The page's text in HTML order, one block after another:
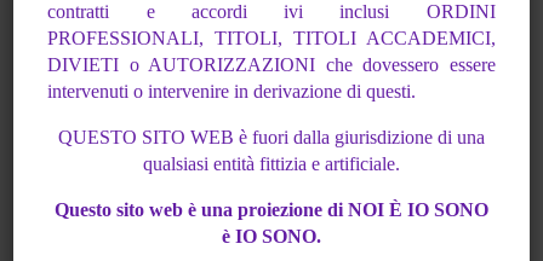
contratti e accordi ivi inclusi ORDINI
PROFESSIONALI, TITOLI, TITOLI ACCADEMICI,
DIVIETI o AUTORIZZAZIONI chedovessero essere
intervenuti o intervenire in derivazione di questi.
QUESTO SITO WEB è fuori dalla giurisdizione di una
qualsiasi entità fittizia e artificiale.
Questo sito web è una proiezione di NOI È IO SONO
è IO SONO.